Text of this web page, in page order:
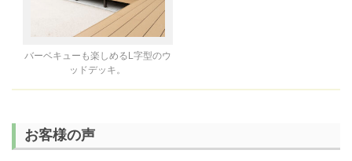
バーベキューも楽しめるL字型のウ
ッドデッキ。
お客様の声